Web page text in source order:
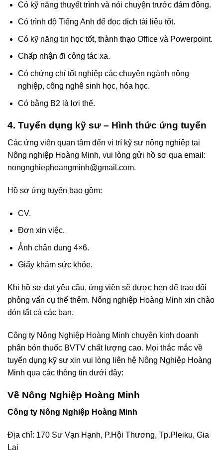
Có kỹ năng thuyết trình và nói chuyện trước đám đông.
Có trình độ Tiếng Anh để đọc dịch tài liệu tốt.
Có kỹ năng tin học tốt, thành thạo Office và Powerpoint.
Chấp nhận đi công tác xa.
Có chứng chỉ tốt nghiệp các chuyên ngành nông
nghiệp, công nghê sinh học, hóa học.
Có bằng B2 là lợi thế.
4. Tuyển dụng kỹ sư – Hình thức ứng tuyển
Các ứng viên quan tâm đến vị trí kỹ sư nông nghiệp tại
Nông nghiệp Hoàng Minh, vui lòng gửi hồ sơ qua email:
nongnghiephoangminh@gmail.com.
Hồ sơ ứng tuyển bao gồm:
CV.
Đơn xin việc.
Ảnh chân dung 4×6.
Giấy khám sức khỏe.
Khi hồ sơ đạt yêu cầu, ứng viên sẽ được hẹn để trao đổi
phỏng vấn cụ thể thêm. Nông nghiệp Hoàng Minh xin chào
đón tất cả các bạn.
Công ty Nông Nghiệp Hoàng Minh chuyên kinh doanh
phân bón thuốc BVTV chất lượng cao. Mọi thắc mắc về
tuyển dụng kỹ sư xin vui lòng liên hệ Nông Nghiệp Hoàng
Minh qua các thông tin dưới đây:
Về Nông Nghiệp Hoàng Minh
Công ty Nông Nghiệp Hoàng Minh
Địa chỉ: 170 Sư Vạn Hạnh, P.Hội Thương, Tp.Pleiku, Gia
Lai